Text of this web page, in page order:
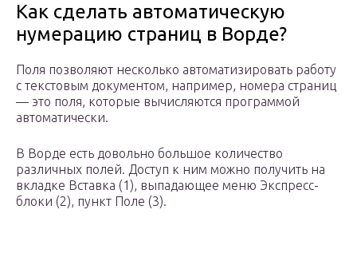
Как сделать автоматическую
нумерацию страниц в Ворде?
Поля позволяют несколько автоматизировать работу
с текстовым документом, например, номера страниц
— это поля, которые вычисляются программой
автоматически.
В Ворде есть довольно большое количество
различных полей. Доступ к ним можно получить на
вкладке Вставка (1), выпадающее меню Экспресс-
блоки (2), пункт Поле (3).